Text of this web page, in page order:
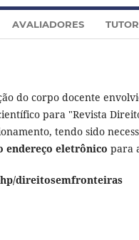
AVALIADORES
do corpo docente
para "Revista
tendo sido
endereço eletrônico para
direitosemfronteiras